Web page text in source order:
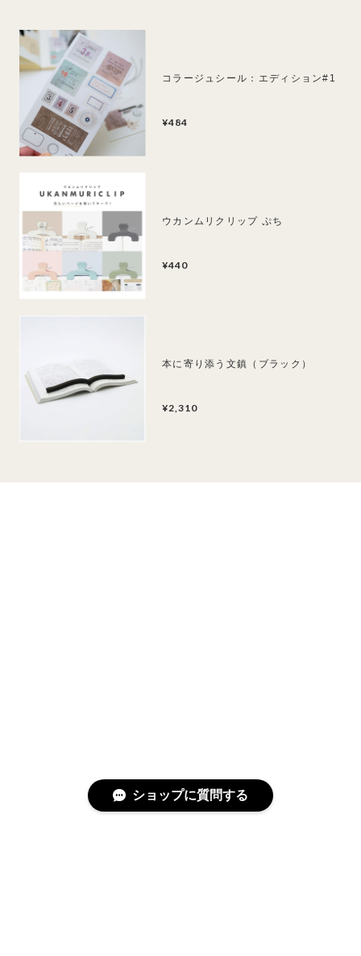
コラージュシール：エディション#1
¥484
ウカンムリクリップ ぷち
¥440
本に寄り添う文鎮（ブラック）
¥2,310
ショップに質問する